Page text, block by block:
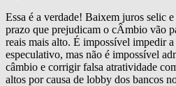
Essa é a verdade! Baixem juros selic
prazo que prejudicam o cÂmbio vão
reais mais alto. É impossível impedir
especulativo, mas não é impossível
câmbio e corrigir falsa atratividade
altos por causa de lobby dos bancos